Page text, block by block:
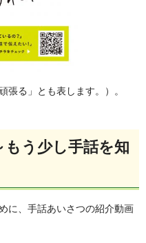
張る」とも表します。）。
う少し手話を知
に、手話あいさつの紹介動画